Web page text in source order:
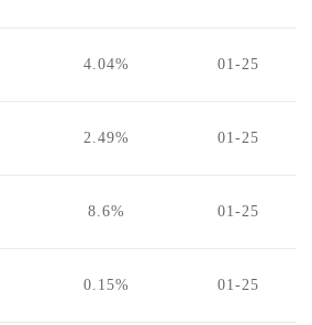
4.04% 01-25
2.49% 01-25
8.6% 01-25
0.15% 01-25